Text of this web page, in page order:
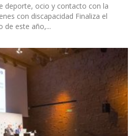
deporte, ocio y contacto con la
con discapacidad Finaliza el
de este año,...